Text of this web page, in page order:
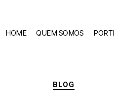
HOME QUEM SOMOS
BLOG